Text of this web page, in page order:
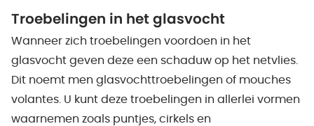
Troebelingen in het glasvocht
Wanneer zich troebelingen voordoen in het
glasvocht geven deze een schaduw op het netvlies.
Dit noemt men glasvochttroebelingen of mouches
volantes. U kunt deze troebelingen in allerlei vormen
waarnemen zoals puntjes, cirkels en